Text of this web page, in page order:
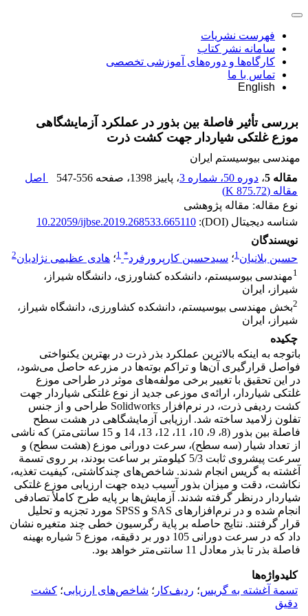
فهرست نشریات
سامانه نشر کتاب
کارگاه‌ها و دوره‌های آموزشی تخصصی
تماس با ما
English
بررسی تأثیر فاصلة بین بذور در عملکرد آزمایشگاهی
موزع غلتکی شیاردار جهت کشت ذرت
مهندسی بیوسیستم ایران
مقاله 5
، دوره 50، شماره 3 ، پاییز 1398 ، صفحه 547-556
اصل
مقاله (875.72 K
)
نوع مقاله: مقاله پژوهشی
شناسه دیجیتال (DOI):
10.22059/ijbse.2019.268533.665110
نویسندگان
حسین بلانیان1؛ سیدحسین کارپرورفرد*
1؛ هادی عظیمی نژادیان2
1مهندسی بیوسیستم، دانشکده کشاورزی، دانشگاه شیراز،
شیراز، ایران
2بخش مهندسی بیوسیستم، دانشکده کشاورزی، دانشگاه شیراز،
شیراز، ایران
چکیده
باتوجه به اینکه بالاترین عملکرد بذر ذرت در بهترین یکنواختی
فواصل قرارگیری آن‌ها و تراکم بوته‌ها در مزرعه حاصل می‌شود،
در این تحقیق با تغییر برخی مولفه‌های موثر در طراحی موزع
غلتکی شیاردار، ارائه‌ی موزعی جدید از نوع غلتکی شیاردار جهت
کشت ردیفی ذرت، در نرم‌افزار Solidworks طراحی و از جنس
تفلون زلامید ساخته شد. ارزیابی آزمایشگاهی در هشت سطح
فاصلة بین بذور (8، 9، 10، 11، 12، 13، 14 و 15 سانتی‌متر) که ناشی
از تعداد شیار (سه سطح)، سرعت دورانی موزع (هشت سطح) و
سرعت پیشروی ثابت 5/3 کیلومتر بر ساعت بودند، بر روی تسمة
آغشته به گریس انجام شدند. شاخص‌های چندکاشتی، کیفیت تغذیه،
نکاشت، دقت و میزان بذور آسیب دیده جهت ارزیابی موزع غلتکی
شیاردار درنظر گرفته شدند. آزمایش‌ها بر پایه طرح کاملأ تصادفی
انجام شده و در نرم‌افزارهای SAS و SPSS مورد تجزیه و تحلیل
قرار گرفتند. نتایج حاصله بر پایة رگرسیون خطی چند متغیره نشان
داد که در سرعت دورانی 105 دور بر دقیقه، موزع 5 شیاره بهینه
فاصلة بذر تا بذر معادل 11 سانتی‌متر خواهد بود.
کلیدواژه‌ها
تسمة آغشته به گریس؛ ردیف‌کار ؛ شاخص‌های ارزیابی؛ کشت
دقیق